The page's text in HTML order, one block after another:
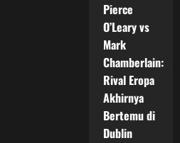
Pierce
O’Leary vs
Mark
Chamberlain:
Rival Eropa
Akhirnya
Bertemu di
Dublin